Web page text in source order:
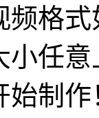
格
小任
始制